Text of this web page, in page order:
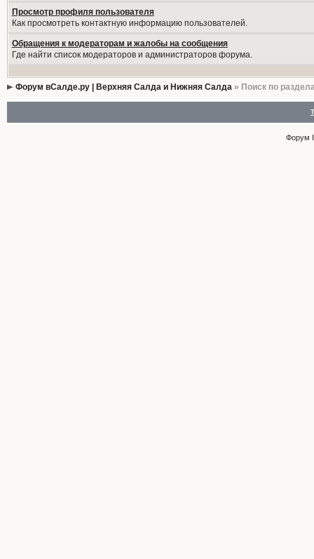
Просмотр профиля пользователя
Как просмотреть контактную информацию пользователей.
Обращения к модераторам и жалобы на сообщения
Где найти список модераторов и администраторов форума.
Форум вСалде.ру | Верхняя Салда и Нижняя Салда» Поиск по
Форум